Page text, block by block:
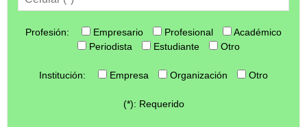
Profesión: Empresario Profesional
Académico
Periodista
Estudiante Otro
Institución: Empresa Organización Otro
(*): Requerido